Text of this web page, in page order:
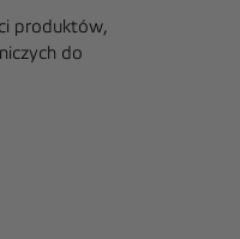
produktów,
do